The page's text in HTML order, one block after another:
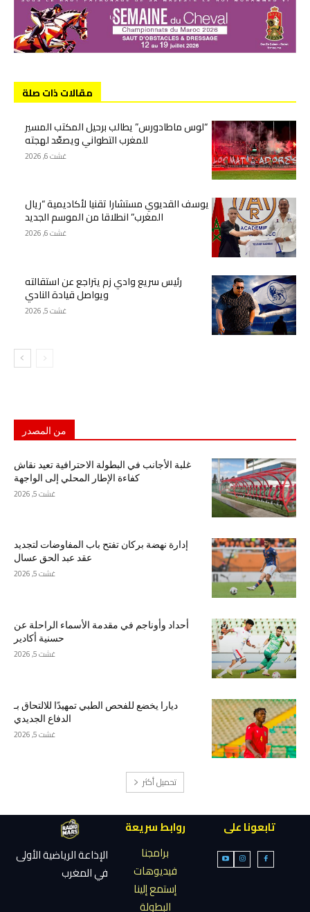
مقالات ذات صلة
“لوس ماطادورس” يطالب برحيل المكتب المسير
للمغرب التطواني ويصعّد لهجته
غشت 6, 2026
يوسف القديوي مستشارا تقنيا لأكاديمية “ريال
المغرب” انطلاقا من الموسم الجديد
غشت 6, 2026
رئيس سريع وادي زم يتراجع عن استقالته
ويواصل قيادة النادي
غشت 5, 2026
من المصدر
غلبة الأجانب في البطولة الاحترافية تعيد نقاش
كفاءة الإطار المحلي إلى الواجهة
غشت 5, 2026
إدارة نهضة بركان تفتح باب المفاوضات لتجديد
عقد عبد الحق عسال
غشت 5, 2026
أحداد وأوناجم في مقدمة الأسماء الراحلة عن
حسنية أكادير
غشت 5, 2026
ديارا يخضع للفحص الطبي تمهيدًا للالتحاق بـ
الدفاع الجديدي
غشت 5, 2026
تحميل أكثر
تابعونا على
روابط سريعة
برامجنا
فيديوهات
إستمع إلينا
البطولة
الإذاعة الرياضية الأولى
في المغرب